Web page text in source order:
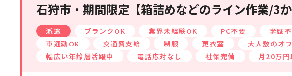
札幌市全域
札幌市近郊エリア
旭川エリア
求人履歴はありません。
石狩市・期間限定【箱詰めなどのライン作業/3
派遣 ブランクOK 業界未経験OK PC不要 学歴
車通勤OK
交通費支給 制服 更衣室 大人数のオ
幅広い年齢層活躍中
電話応対なし 社保完備 月20万円